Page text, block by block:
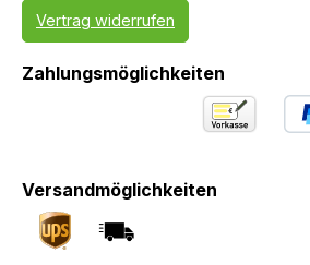
Vertrag widerrufen
Zahlungsmöglichkeiten
Versandmöglichkeiten